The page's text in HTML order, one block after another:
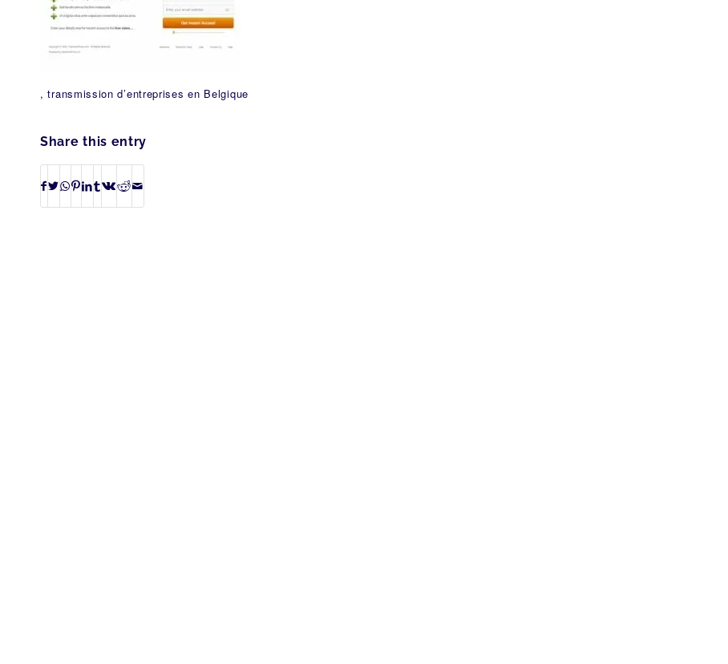
, transmission d’entreprises en Belgique
Share this entry